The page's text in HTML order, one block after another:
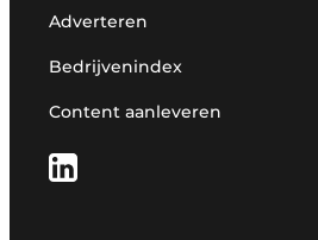
Adverteren
Bedrijvenindex
Content aanleveren